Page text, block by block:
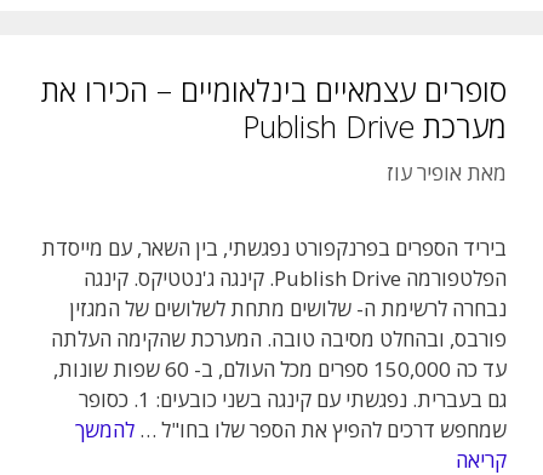
סופרים עצמאיים בינלאומיים – הכירו את
מערכת Publish Drive
מאת אופיר עוז
ביריד הספרים בפרנקפורט נפגשתי, בין השאר, עם מייסדת
הפלטפורמה Publish Drive. קינגה ג'נטטיקס. קינגה
נבחרה לרשימת ה- שלושים מתחת לשלושים של המגזין
פורבס, ובהחלט מסיבה טובה. המערכת שהקימה העלתה
עד כה 150,000 ספרים מכל העולם, ב- 60 שפות שונות,
גם בעברית. נפגשתי עם קינגה בשני כובעים: 1. כסופר
שמחפש דרכים להפיץ את הספר שלו בחו"ל … להמשך
קריאה